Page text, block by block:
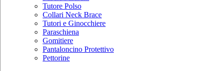
Tutore Polso
Collari Neck Brace
Tutori e Ginocchiere
Paraschiena
Gomitiere
Pantaloncino Protettivo
Pettorine